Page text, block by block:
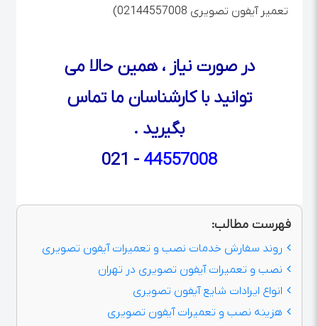
تعمیر آیفون تصویری 02144557008)
در صورت نیاز ، همین حالا می
توانید با کارشناسان ما تماس
بگیرید .
44557008
- 021
فهرست مطالب:
روند سفارش خدمات نصب و تعمیرات آیفون تصویری
نصب و تعمیرات آیفون تصویری در تهران
انواع ایرادات شایع آیفون تصویری
هزینه نصب و تعمیرات آیفون تصویری